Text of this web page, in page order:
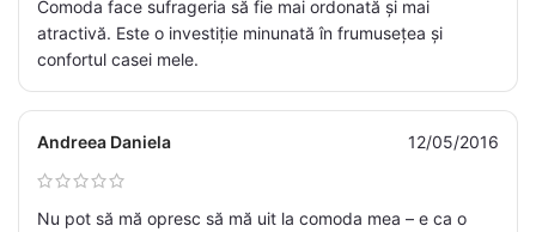
Comoda face sufrageria să fie mai ordonată și mai
atractivă. Este o investiție minunată în frumusețea și
confortul casei mele.
Andreea Daniela 12/05/2016
Nu pot să mă opresc să mă uit la comoda mea – e ca o